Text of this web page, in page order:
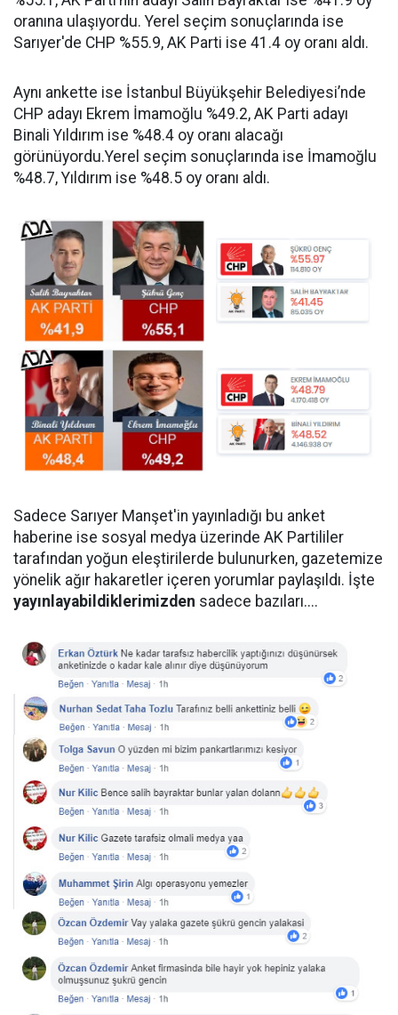
oranına ulaşıyordu. Yerel seçim sonuçlarında ise
Sarıyer'de CHP %55.9, AK Parti ise 41.4 oy oranı aldı.
Aynı ankette ise İstanbul Büyükşehir Belediyesi’nde
CHP adayı Ekrem İmamoğlu %49.2, AK Parti adayı
Binali Yıldırım ise %48.4 oy oranı alacağı
görünüyordu.Yerel seçim sonuçlarında ise İmamoğlu
%48.7, Yıldırım ise %48.5 oy oranı aldı.
Sadece Sarıyer Manşet'in yayınladığı bu anket
haberine ise sosyal medya üzerinde AK Partililer
tarafından yoğun eleştirilerde bulunurken, gazetemize
yönelik ağır hakaretler içeren yorumlar paylaşıldı. İşte
yayınlayabildiklerimizden sadece bazıları....